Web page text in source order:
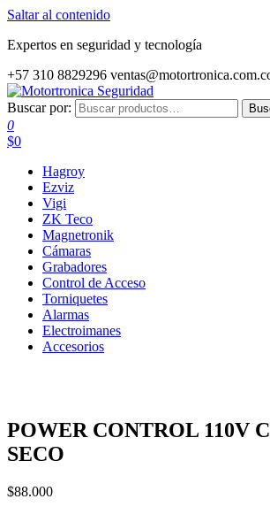
Saltar al contenido
Expertos en seguridad y tecnología
+57 310 8829296
Motortronica Seguridad
Su Aliado en Sistemas de Seguridad
Buscar por:
0
$0
Hagroy
Ezviz
Vigi
ZK Teco
Magnetronik
Cámaras
Grabadores
Control de Acceso
Torniquetes
Alarmas
Electroimanes
Accesorios
POWER CONTROL 110V
SECO
$88.000